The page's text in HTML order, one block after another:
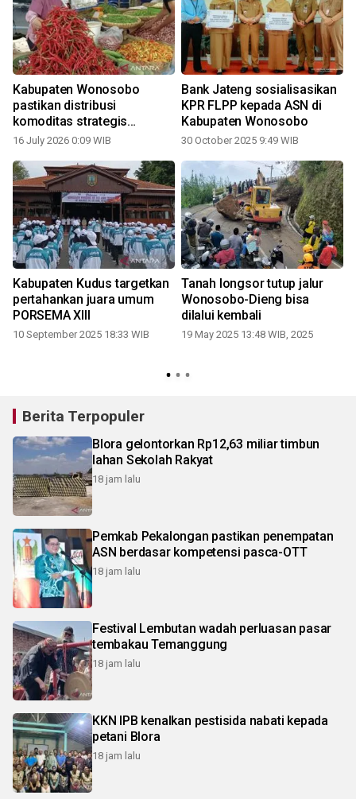
Kabupaten Wonosobo
pastikan distribusi
komoditas strategis
berjalan baik
16 July 2026 0:09 WIB
Bank Jateng sosialisasikan
KPR FLPP kepada ASN di
Kabupaten Wonosobo
30 October 2025 9:49 WIB
Kabupaten Kudus targetkan
pertahankan juara umum
PORSEMA XIII
10 September 2025 18:33 WIB
Tanah longsor tutup jalur
Wonosobo-Dieng bisa
dilalui kembali
19 May 2025 13:48 WIB, 2025
Berita Terpopuler
Blora gelontorkan Rp12,63 miliar timbun
lahan Sekolah Rakyat
18 jam lalu
Pemkab Pekalongan pastikan penempatan
ASN berdasar kompetensi pasca-OTT
18 jam lalu
Festival Lembutan wadah perluasan pasar
tembakau Temanggung
18 jam lalu
KKN IPB kenalkan pestisida nabati kepada
petani Blora
18 jam lalu